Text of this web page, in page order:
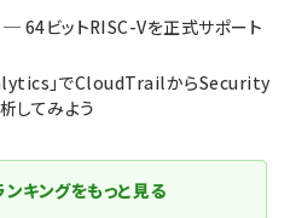
─ 64ビットRISC-Vを正式サポート
」でCloudTrailからSecurity
してみよう
キングをもっと見る